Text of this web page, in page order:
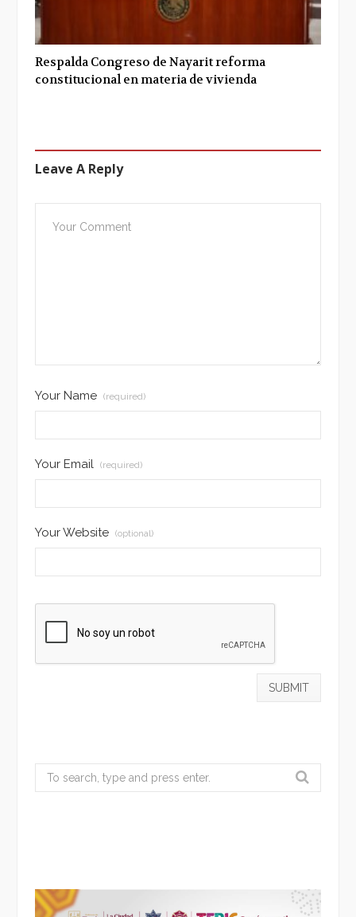
Respalda Congreso de Nayarit reforma
constitucional en materia de vivienda
Leave A Reply
Your Name (required)
Your Email (required)
Your Website (optional)
Search
for: